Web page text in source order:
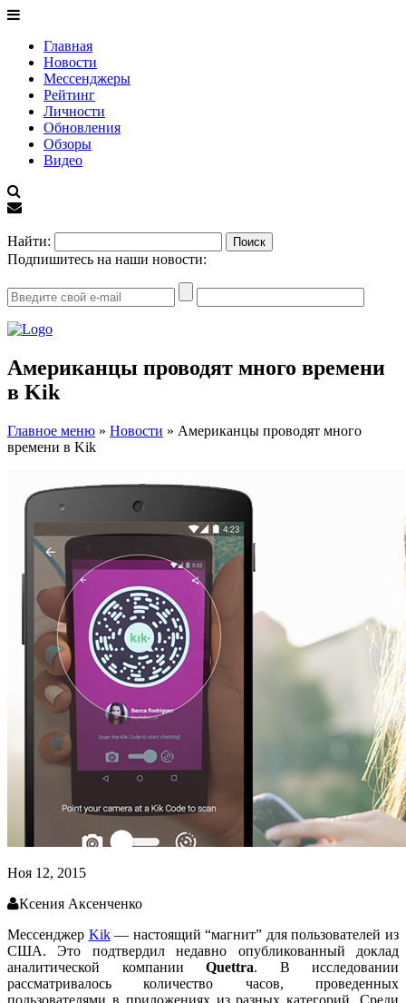
Главная
Новости
Мессенджеры
Рейтинг
Личности
Обновления
Обзоры
Видео
Найти:
Подпишитесь на наши новости:
Американцы проводят много времени
в Kik
Главное меню » Новости » Американцы проводят много
времени в Kik
Ноя 12, 2015
Ксения Аксенченко
Мессенджер Kik— настоящий “магнит” для пользователей из
США. Это подтвердил недавно опубликованный доклад
аналитической компании Quettra. В исследовании
рассматривалось количество часов, проведенных
пользователями в приложениях из разных категорий. Среди